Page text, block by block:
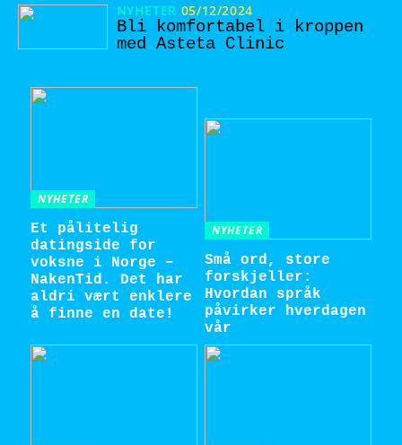
NYHETER 05/12/2024
Bli komfortabel i kroppen
med Asteta Clinic
NYHETER
Et pålitelig
datingside for
voksne i Norge –
NakenTid. Det har
aldri vært enklere
å finne en date!
NYHETER
Små ord, store
forskjeller:
Hvordan språk
påvirker hverdagen
vår